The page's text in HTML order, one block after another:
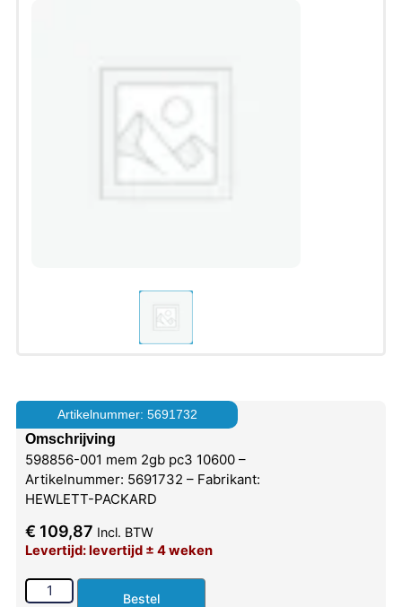
Artikelnummer: 5691732
Omschrijving
598856-001 mem 2gb pc3 10600 –
Artikelnummer: 5691732 – Fabrikant:
HEWLETT-PACKARD
€ 109,87 Incl. BTW
Levertijd: levertijd ± 4 weken
Bestel